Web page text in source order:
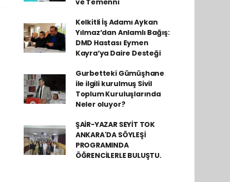
ve Temenni
Kelkitli İş Adamı Aykan
Yılmaz’dan Anlamlı Bağış:
DMD Hastası Eymen
Kayra’ya Daire Desteği
Gurbetteki Gümüşhane
ile ilgili kurulmuş Sivil
Toplum Kuruluşlarında
Neler oluyor?
ŞAİR-YAZAR SEYİT TOK
ANKARA'DA SÖYLEŞİ
PROGRAMINDA
ÖĞRENCİLERLE BULUŞTU.